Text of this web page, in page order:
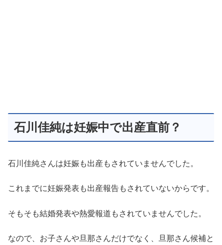
石川佳純は妊娠中で出産直前？
石川佳純さんは妊娠も出産もされていませんでした。
これまでに妊娠発表も出産報告もされていないからです。
そもそも結婚発表や熱愛報道もされていませんでした。
なので、お子さんや旦那さんだけでなく、旦那さん候補と